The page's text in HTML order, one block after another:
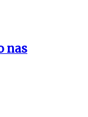
nas